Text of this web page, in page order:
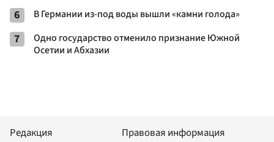
6 В Германии из-под воды вышли «камни голода»
7
Одно государство отменило признание Южной
Осетии и Абхазии
Редакция
Правовая информация